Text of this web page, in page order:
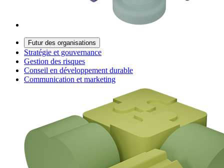
Futur des organisations
Stratégie et gouvernance
Gestion des risques
Conseil en développement durable
Communication et marketing